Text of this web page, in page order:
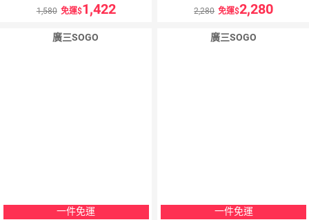
1,580 免運 1,422 2,280 免運 2,280
廣三SOGO
一件免運
廣三SOGO
一件免運